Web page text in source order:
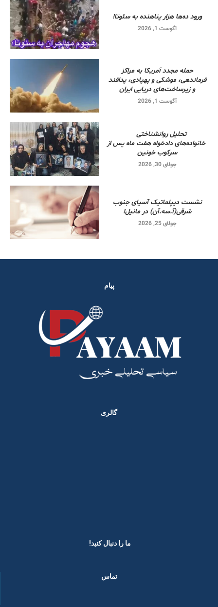
ورود ده‌ها هزار پناهنده به سئوتا!
آگوست 1, 2026
حمله مجدد آمریکا به مراکز
فرماندهی، موشکی و پهپادی، پدافند
و زیرساخت‌های دریایی ایران
آگوست 1, 2026
تحلیل روانشناختی
خانواده‌های دادخواه هفت ماه پس از
سرکوب خونین
جولای 30, 2026
نشست دیپلماتیک آسیای جنوب
شرقی‌(آ.سه.آن) در مانیل!
جولای 25, 2026
پیام
گالری
ما را دنبال کنید! ​
تماس